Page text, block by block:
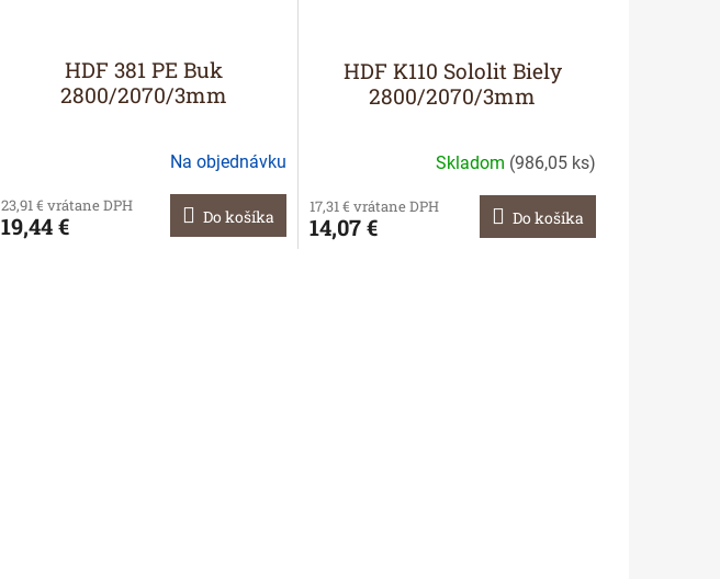
HDF 381 PE Buk
2800/2070/3mm
Na objednávku
23,91 € vrátane DPH
19,44 € Do košíka
HDF K110 Sololit Biely
2800/2070/3mm
Skladom (986,05 ks)
17,31 € vrátane DPH
14,07 € Do košíka